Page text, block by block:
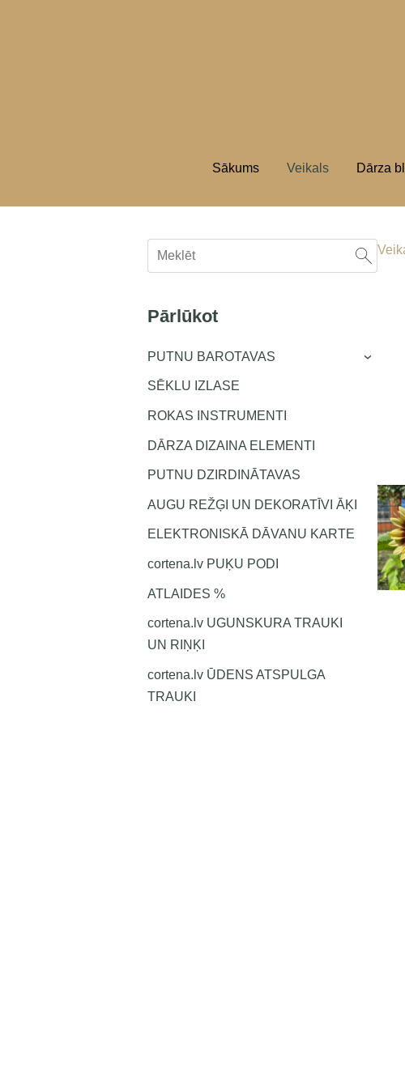
Sākums Veikals Dārza
Pārlūkot
PUTNU BAROTAVAS ›
SĒKLU IZLASE
ROKAS INSTRUMENTI
DĀRZA DIZAINA ELEMENTI
PUTNU DZIRDINĀTAVAS
AUGU REŽĢI UN DEKORATĪVI ĀĶI
ELEKTRONISKĀ DĀVANU KARTE
cortena.lv PUĶU PODI
ATLAIDES %
cortena.lv UGUNSKURA TRAUKI
UN RIŅĶI
cortena.lv ŪDENS ATSPULGA
TRAUKI